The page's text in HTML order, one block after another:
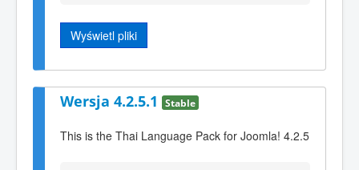
Wyświetl pliki
Wersja 4.2.5.1 Stable
This is the Thai Language Pack for Joomla! 4.2.5